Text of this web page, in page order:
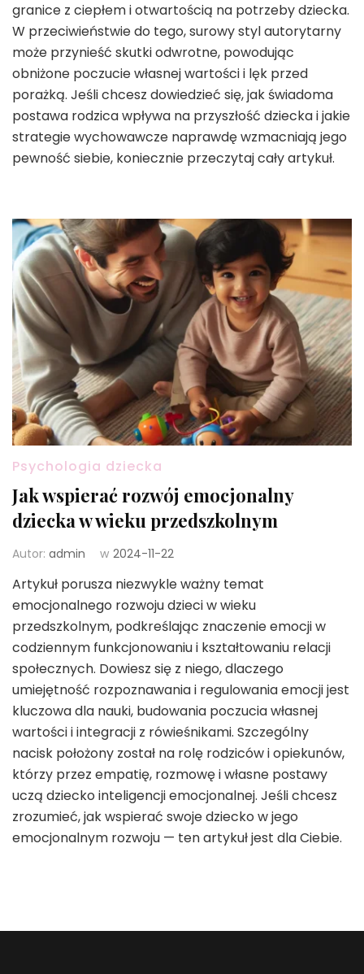
granice z ciepłem i otwartością na potrzeby dziecka.
W przeciwieństwie do tego, surowy styl autorytarny
może przynieść skutki odwrotne, powodując
obniżone poczucie własnej wartości i lęk przed
porażką. Jeśli chcesz dowiedzieć się, jak świadoma
postawa rodzica wpływa na przyszłość dziecka i jakie
strategie wychowawcze naprawdę wzmacniają jego
pewność siebie, koniecznie przeczytaj cały artykuł.
Psychologia dziecka
Jak wspierać rozwój emocjonalny
dziecka w wieku przedszkolnym
Autor: admin w 2024-11-22
Artykuł porusza niezwykle ważny temat
emocjonalnego rozwoju dzieci w wieku
przedszkolnym, podkreślając znaczenie emocji w
codziennym funkcjonowaniu i kształtowaniu relacji
społecznych. Dowiesz się z niego, dlaczego
umiejętność rozpoznawania i regulowania emocji jest
kluczowa dla nauki, budowania poczucia własnej
wartości i integracji z rówieśnikami. Szczególny
nacisk położony został na rolę rodziców i opiekunów,
którzy przez empatię, rozmowę i własne postawy
uczą dziecko inteligencji emocjonalnej. Jeśli chcesz
zrozumieć, jak wspierać swoje dziecko w jego
emocjonalnym rozwoju — ten artykuł jest dla Ciebie.